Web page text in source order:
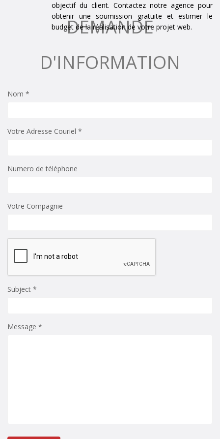
objectif du client. Contactez notre agence pour
obtenir une soumission gratuite et estimer le
budget de la réalisation de votre projet web.
DEMANDE
D'INFORMATION
Nom *
Votre Adresse Couriel *
Numero de téléphone
Votre Compagnie
Subject *
Message *